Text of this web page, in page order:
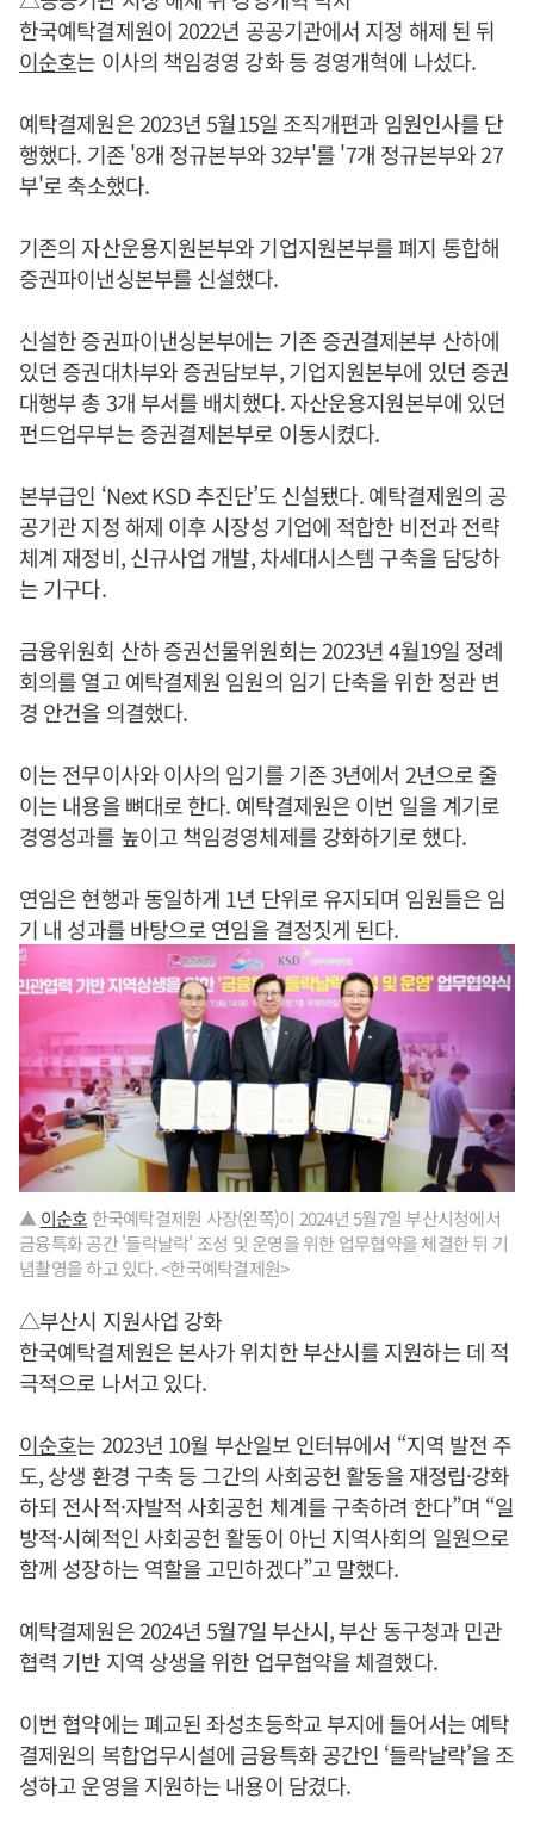
한국예탁결제원이 2022년 공공기관에서 지정 해제 된 뒤
이순호는 이사의 책임경영 강화 등 경영개혁에 나섰다.
예탁결제원은 2023년 5월15일 조직개편과 임원인사를 단
행했다. 기존 '8개 정규본부와 32부'를 '7개 정규본부와 27
부'로 축소했다.
기존의 자산운용지원본부와 기업지원본부를 폐지 통합해
증권파이낸싱본부를 신설했다.
신설한 증권파이낸싱본부에는 기존 증권결제본부 산하에
있던 증권대차부와 증권담보부, 기업지원본부에 있던 증권
대행부 총 3개 부서를 배치했다. 자산운용지원본부에 있던
펀드업무부는 증권결제본부로 이동시켰다.
본부급인 ‘Next KSD 추진단’도 신설됐다. 예탁결제원의 공
공기관 지정 해제 이후 시장성 기업에 적합한 비전과 전략
체계 재정비, 신규사업 개발, 차세대시스템 구축을 담당하
는 기구다.
금융위원회 산하 증권선물위원회는 2023년 4월19일 정례
회의를 열고 예탁결제원 임원의 임기 단축을 위한 정관 변
경 안건을 의결했다.
이는 전무이사와 이사의 임기를 기존 3년에서 2년으로 줄
이는 내용을 뼈대로 한다. 예탁결제원은 이번 일을 계기로
경영성과를 높이고 책임경영체제를 강화하기로 했다.
연임은 현행과 동일하게 1년 단위로 유지되며 임원들은 임
기 내 성과를 바탕으로 연임을 결정짓게 된다.
▲ 이순호 한국예탁결제원 사장(왼쪽)이 2024년 5월7일 부산시청에서
금융특화 공간 '들락날락' 조성 및 운영을 위한 업무협약을 체결한 뒤 기
념촬영을 하고 있다. <한국예탁결제원>
△부산시 지원사업 강화
한국예탁결제원은 본사가 위치한 부산시를 지원하는 데 적
극적으로 나서고 있다.
이순호는 2023년 10월 부산일보 인터뷰에서 “지역 발전 주
도, 상생 환경 구축 등 그간의 사회공헌 활동을 재정립·강화
하되 전사적·자발적 사회공헌 체계를 구축하려 한다”며 “일
방적·시혜적인 사회공헌 활동이 아닌 지역사회의 일원으로
함께 성장하는 역할을 고민하겠다”고 말했다.
예탁결제원은 2024년 5월7일 부산시, 부산 동구청과 민관
협력 기반 지역 상생을 위한 업무협약을 체결했다.
이번 협약에는 폐교된 좌성초등학교 부지에 들어서는 예탁
결제원의 복합업무시설에 금융특화 공간인 ‘들락날락’을 조
성하고 운영을 지원하는 내용이 담겼다.